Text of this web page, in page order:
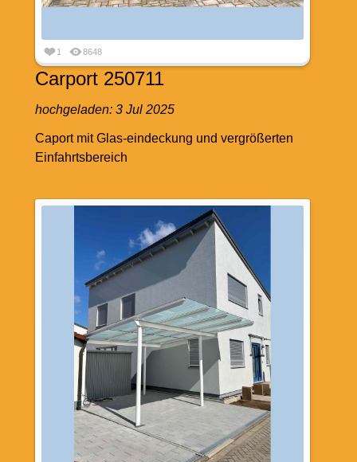
1 8648
Carport 250711
hochgeladen: 3 Jul 2025
Caport mit Glas-eindeckung und vergrößerten
Einfahrtsbereich